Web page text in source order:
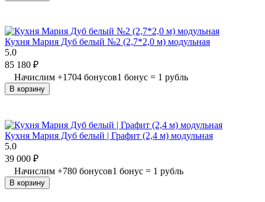
Кухня Мария Дуб белый №2 (2,7*2,0 м) модульная
5.0
85 180 ₽
Начислим +1704 бонусов1 бонус = 1 рубль
В корзину
Кухня Мария Дуб белый | Графит (2,4 м) модульная
5.0
39 000 ₽
Начислим +780 бонусов1 бонус = 1 рубль
В корзину